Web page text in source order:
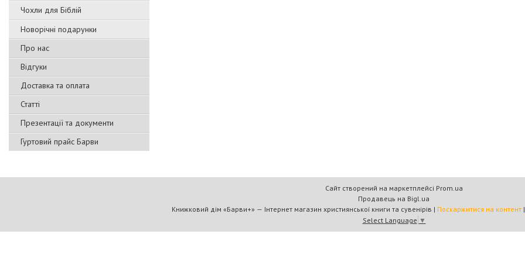
Чохли для Біблій
Новорічні подарунки
Про нас
Відгуки
Доставка та оплата
Статті
Презентації та документи
Гуртовий прайс Барви
Сайт створений на маркетплейсі Prom.ua
Продавець на Bigl.ua
Книжковий дім «Барви+» — Інтернет магазин християнської книги та сувенірів | Поскаржитися на контент |
Select Language ▼